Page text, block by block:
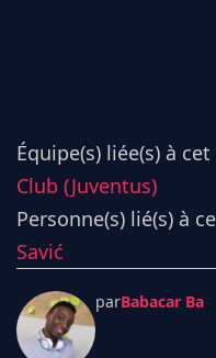
Équipe(s) liée(s) à
Club (Juventus)
Personne(s) lié(s) à
Savić
parBabacar Ba